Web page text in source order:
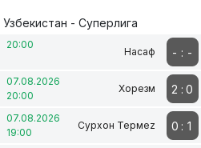
Узбекистан - Суперлига
20:00
Насаф - : -
07.08.2026
20:00
Хорезм 2 : 0
07.08.2026
19:00
Сурхон Термеz 0 : 1